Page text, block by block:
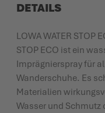
DETAILS
LOWA WATER STOP
STOP ECO ist ein
Imprägnierspray für
Wanderschuhe. Es
Materialien
Wasser und